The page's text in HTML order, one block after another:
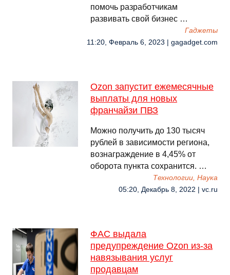
помочь разработчикам
развивать свой бизнес …
Гаджеты
11:20, Февраль 6, 2023 | gagadget.com
Ozon запустит ежемесячные
выплаты для новых
франчайзи ПВЗ
Можно получить до 130 тысяч
рублей в зависимости региона,
вознаграждение в 4,45% от
оборота пункта сохранится. …
Технологии, Наука
05:20, Декабрь 8, 2022 | vc.ru
ФАС выдала
предупреждение Ozon из-за
навязывания услуг
продавцам